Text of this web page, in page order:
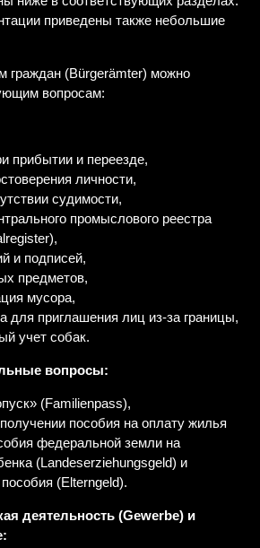
приведены также небольшие
граждан (Bürgerämter) можно
вопросам:
прибытии и переезде,
личности,
судимости,
промыслового реестра
и подписей,
предметов,
мусора,
для приглашения лиц из-за границы,
учет собак.
вопросы:
(Familienpass),
пособия на оплату жилья
федеральной земли на
(Landeserziehungsgeld) и
(Elterngeld).
деятельность (Gewerbe) и